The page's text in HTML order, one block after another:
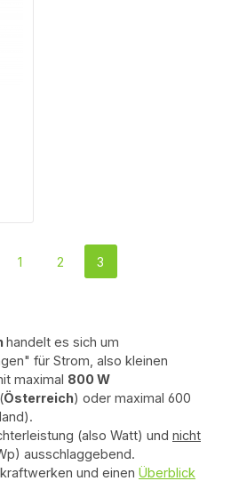
Seite
1
Seite
2
Seite
3
handelt es sich um
für Strom, also kleinen
maximal 800 W
Österreich) oder maximal 600
(also Watt) und nicht
ausschlaggebend.
und einen Überblick